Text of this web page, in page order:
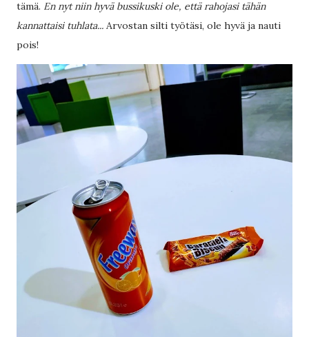
tämä. En nyt niin hyvä bussikuski ole, että rahojasi tähän
kannattaisi tuhlata... Arvostan silti työtäsi, ole hyvä ja nauti
pois!